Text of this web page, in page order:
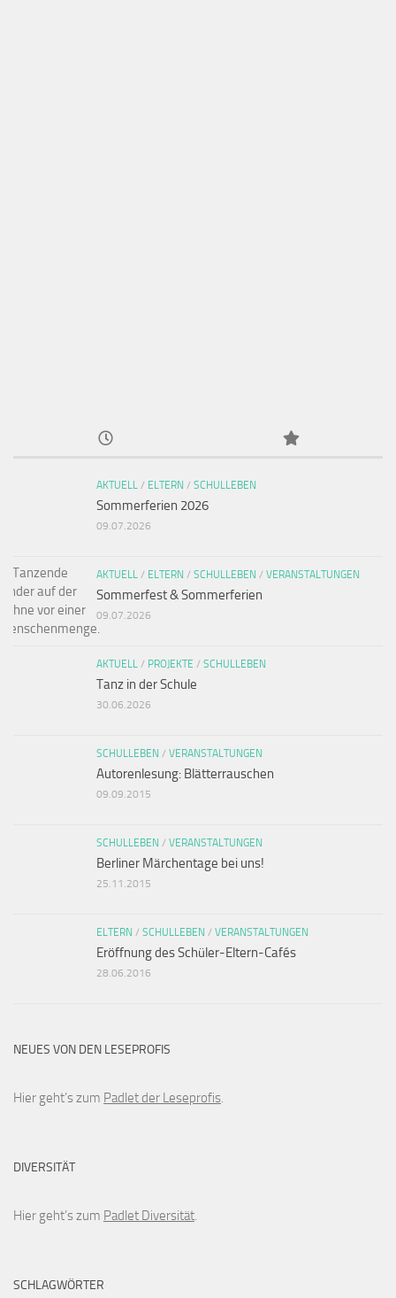
AKTUELL / ELTERN / SCHULLEBEN
Sommerferien 2026
09.07.2026
AKTUELL / ELTERN / SCHULLEBEN / VERANSTALTUNGEN
Sommerfest & Sommerferien
09.07.2026
AKTUELL / PROJEKTE / SCHULLEBEN
Tanz in der Schule
30.06.2026
SCHULLEBEN / VERANSTALTUNGEN
Autorenlesung: Blätterrauschen
09.09.2015
SCHULLEBEN / VERANSTALTUNGEN
Berliner Märchentage bei uns!
25.11.2015
ELTERN / SCHULLEBEN / VERANSTALTUNGEN
Eröffnung des Schüler-Eltern-Cafés
28.06.2016
NEUES VON DEN LESEPROFIS
Hier geht’s zum Padlet der Leseprofis.
DIVERSITÄT
Hier geht’s zum Padlet Diversität.
SCHLAGWÖRTER